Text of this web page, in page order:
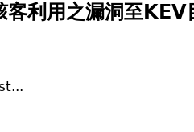
駭客利用之漏洞至